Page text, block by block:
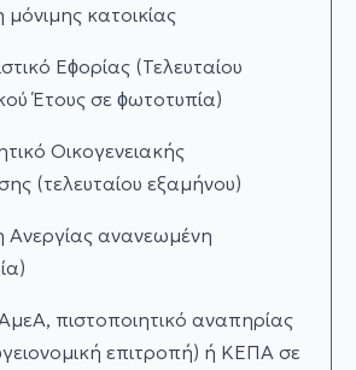
κατοικίας
Εϕορίας (Τελευταίου
Έτους σε ϕωτοτυπία)
Οικογενειακής
(τελευταίου εξαµήνου)
Ανεργίας ανανεωµένη
πιστοποιητικό αναπηρίας
επιτροπή) ή ΚΕΠΑ σε